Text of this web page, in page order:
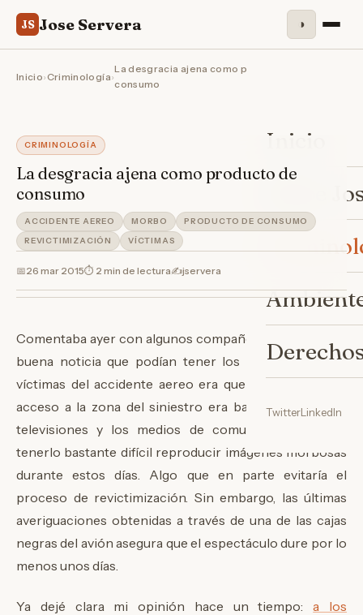
JS Jose Servera ◑
Inicio
Sobre
TwitterLinkedIn
Inicio›Criminología›
La desgracia ajena como producto de
consumo
CRIMINOLOGÍA
La desgracia ajena como producto de
consumo
ACCIDENTE AEREO MORBO
PRODUCTO DE CONSUMO
REVICTIMIZACIÓN
VÍCTIMAS
📅26 mar 2015⏱ 2 min de lectura✍️jservera
Comentaba ayer con algunos compañeros que la única
buena noticia que podían tener los familiares de las
víctimas del accidente aereo era que debido a que el
acceso a la zona del siniestro era bastante difícil, las
televisiones y los medios de comunicación iban a
tenerlo bastante difícil reproducir imágenes morbosas
durante estos días. Algo que en parte evitaría el
proceso de revictimización. Sin embargo, las últimas
averiguaciones obtenidas a través de una de las cajas
negras del avión asegura que el espectáculo dure por lo
menos unos días.
Ya dejé clara mi opinión hace un tiempo:a los